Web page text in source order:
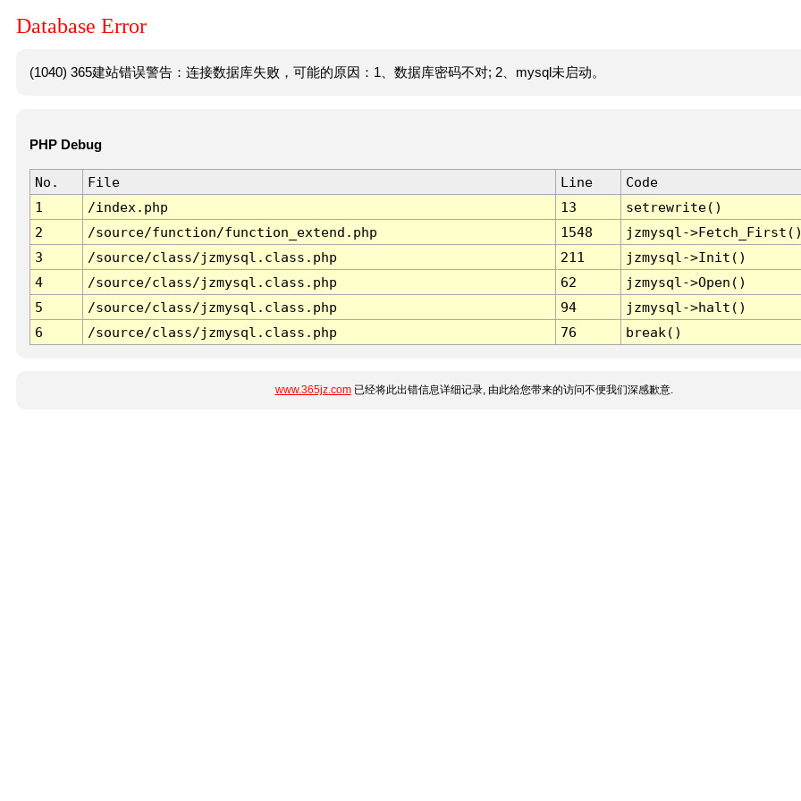
Database Error
(1040) 365建站错误警告：连接数据库失败，可能的原因：1、数据库密码不对; 2、mysql未启动。
PHP Debug
No. File Line
Code
1
/index.php 13
setrewrite()
2
/source/function/function_extend.php 1548
jzmysql-
3
/source/class/jzmysql.class.php 211
jzmysql->Init()
4
/source/class/jzmysql.class.php 62
jzmysql->Open()
5
/source/class/jzmysql.class.php 94
jzmysql->halt()
6
/source/class/jzmysql.class.php 76 break()
www.365jz.com已经将此出错信息详细记录, 由此给您带来的访问不便我们深感歉意.